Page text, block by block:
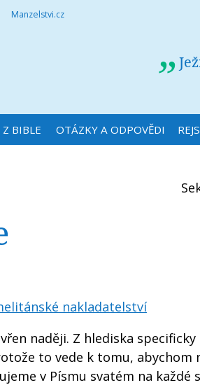
Manzelstvi.cz
BIBLE OTÁZKY A ODPOVĚDI
nakladatelství
naději. Z hlediska specificky
to vede k tomu, abychom
v Písmu svatém na každé